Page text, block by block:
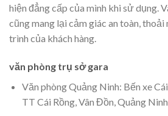
hiện đẳng cấp của mình khi sử dụng.
cũng mang lại cảm giác an toàn, thoải
trình của khách hàng.
văn phòng trụ sở gara
Văn phòng Quảng Ninh: Bến xe
TT Cái Rồng, Vân Đồn, Quảng